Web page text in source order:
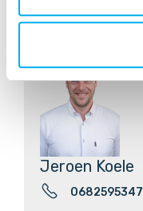
Jeroen Koele
0682595347